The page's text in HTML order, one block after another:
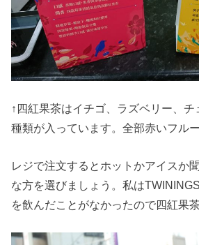
↑四紅果茶はイチゴ、ラズベリー、
種類が入っています。全部赤いフル
レジで注文するとホットかアイスか
な方を選びましょう。私は
を飲んだことがなかったので四紅果